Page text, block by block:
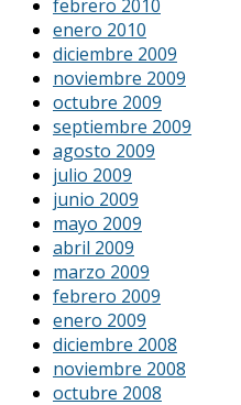
febrero 2010
enero 2010
diciembre 2009
noviembre 2009
octubre 2009
septiembre 2009
agosto 2009
julio 2009
junio 2009
mayo 2009
abril 2009
marzo 2009
febrero 2009
enero 2009
diciembre 2008
noviembre 2008
octubre 2008